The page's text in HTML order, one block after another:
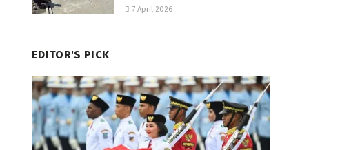
7 April 2026
EDITOR'S PICK